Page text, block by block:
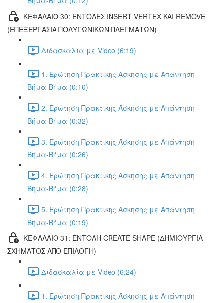
ΚΕΦΑΛΑΙΟ 30: ΕΝΤΟΛΕΣ INSERT VERTEX ΚΑΙ REMOVE
(ΕΠΕΞΕΡΓΑΣΙΑ ΠΟΛΥΓΩΝΙΚΩΝ ΠΛΕΓΜΑΤΩΝ)
Διδασκαλία με Video (6:19)
1. Ερώτηση Πρακτικής Άσκησης με Απάντηση
Βήμα-Βήμα (0:10)
2. Ερώτηση Πρακτικής Άσκησης με Απάντηση
Βήμα-Βήμα (0:32)
3. Ερώτηση Πρακτικής Άσκησης με Απάντηση
Βήμα-Βήμα (0:26)
4. Ερώτηση Πρακτικής Άσκησης με Απάντηση
Βήμα-Βήμα (0:28)
5. Ερώτηση Πρακτικής Άσκησης με Απάντηση
Βήμα-Βήμα (0:19)
ΚΕΦΑΛΑΙΟ 31: ΕΝΤΟΛΗ CREATE SHAPE (ΔΗΜΙΟΥΡΓΙΑ
ΣΧΗΜΑΤΟΣ ΑΠΟ ΕΠΙΛΟΓΗ)
Διδασκαλία με Video (6:24)
1. Ερώτηση Πρακτικής Άσκησης με Απάντηση